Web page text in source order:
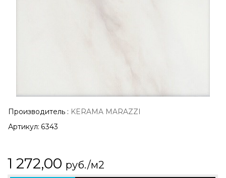
Производитель : KERAMA MARAZZI
Артикул: 6343
1 272,00 руб./м2